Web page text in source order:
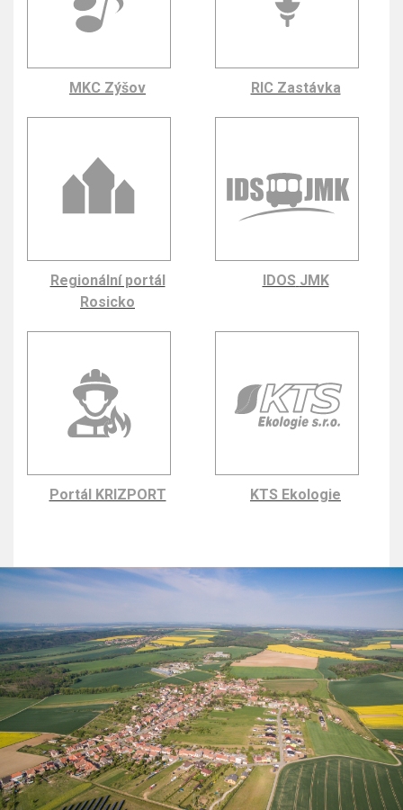
MKC Zýšov RIC Zastávka
Regionální portál
Rosicko
IDOS JMK
Portál KRIZPORT KTS Ekologie